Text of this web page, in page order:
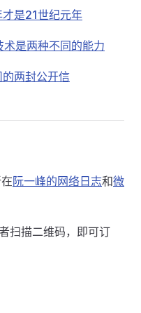
是21世纪元年
术是两种不同的能力
两封公开信
阮一峰的网络日志和微
扫描二维码，即可订